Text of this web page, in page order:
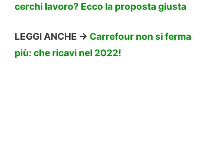
cerchi lavoro? Ecco la proposta giusta
LEGGI ANCHE -> Carrefour non si ferma
più: che ricavi nel 2022!